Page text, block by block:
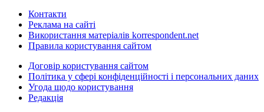
Контакти
Реклама на сайті
Використання матеріалів korrespondent.net
Правила користування сайтом
Договір користування сайтом
Політика у сфері конфіденційності і персональних даних
Угода щодо користування
Редакція